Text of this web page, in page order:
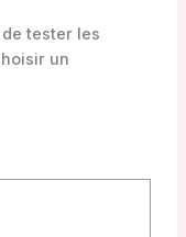
tester les
un